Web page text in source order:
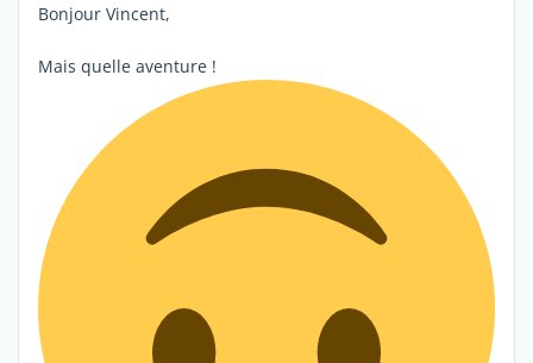
Bonjour Vincent,
Mais quelle aventure !